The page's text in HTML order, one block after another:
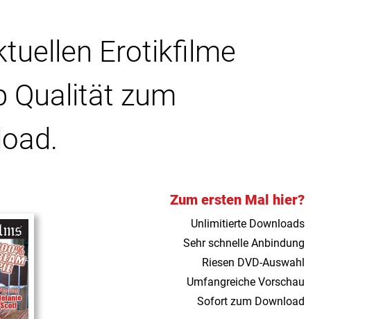
Erotikfilme
Qualität zum
Zum ersten Mal hier?
Unlimitierte Downloads
Sehr schnelle Anbindung
Riesen DVD-Auswahl
Umfangreiche Vorschau
Sofort zum Download